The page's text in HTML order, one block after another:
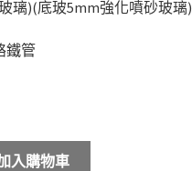
璃)(底玻5mm強化噴砂玻璃)
鐵管
入購物車